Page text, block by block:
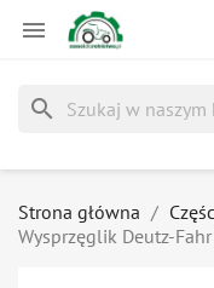

search
Strona główna
Wysprzęglik Deutz-